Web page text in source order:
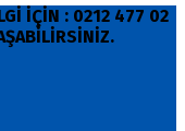
İÇİN : 0212 477 02